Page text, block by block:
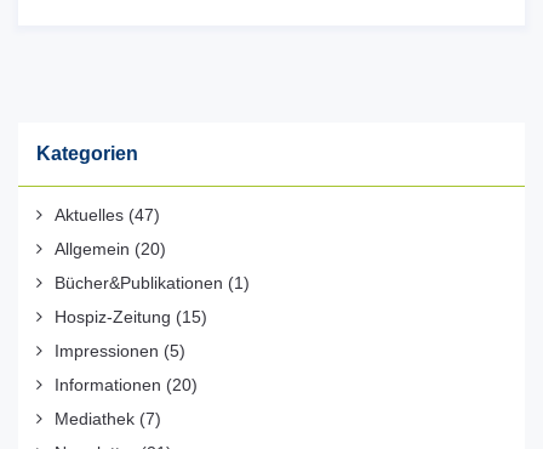
Kategorien
Aktuelles (47)
Allgemein (20)
Bücher&Publikationen (1)
Hospiz-Zeitung (15)
Impressionen (5)
Informationen (20)
Mediathek (7)